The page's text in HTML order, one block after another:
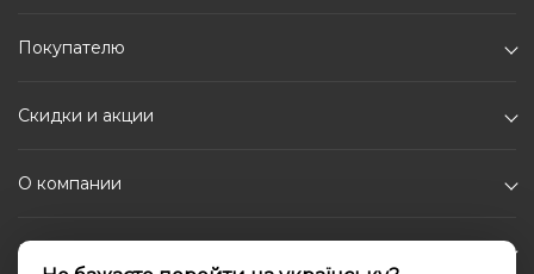
Покупателю
Скидки и акции
О компании
Каталог